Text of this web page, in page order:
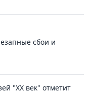
сбои и
"ХХ век" отметит